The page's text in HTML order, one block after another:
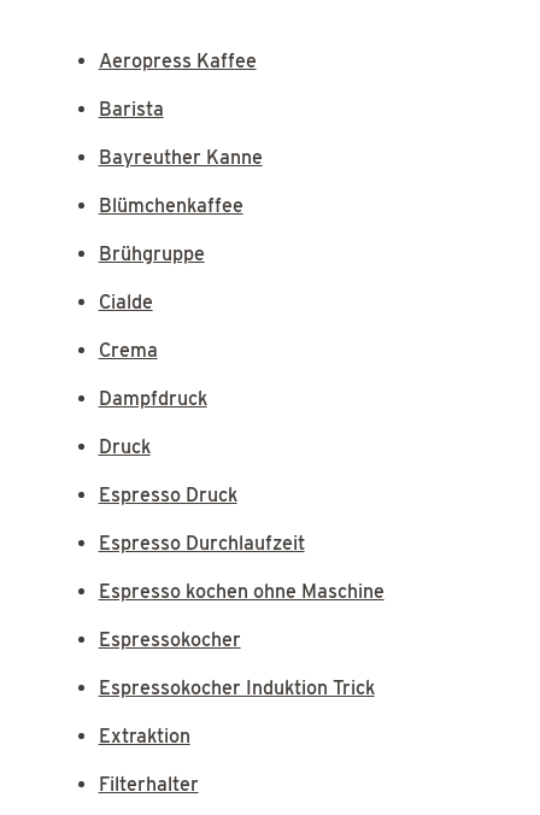
Aeropress Kaffee
Barista
Bayreuther Kanne
Blümchenkaffee
Brühgruppe
Cialde
Crema
Dampfdruck
Druck
Espresso Druck
Espresso Durchlaufzeit
Espresso kochen ohne Maschine
Espressokocher
Espressokocher Induktion Trick
Extraktion
Filterhalter